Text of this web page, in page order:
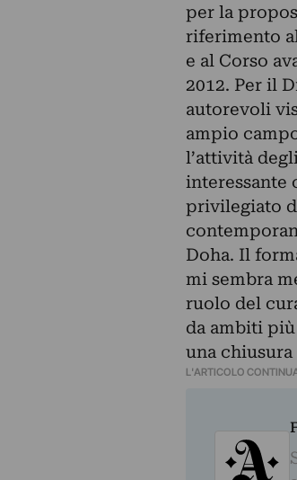
per la
riferimento
e al Corso
2012. Per il
autorevoli
ampio
l’attività
interessante
privilegiato
Doha. Il
mi sembra
ruolo del
da ambiti
una
L'ARTICOLO